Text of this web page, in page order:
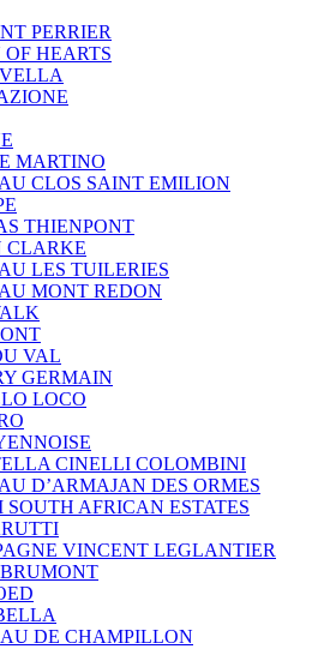
PERRIER
OF HEARTS
MARTINO
CLOS SAINT EMILION
THIENPONT
CLARKE
LES TUILERIES
MONT REDON
VAL
GERMAIN
LOCO
CINELLI COLOMBINI
D’ARMAJAN DES ORMES
AFRICAN ESTATES
VINCENT LEGLANTIER
DE CHAMPILLON